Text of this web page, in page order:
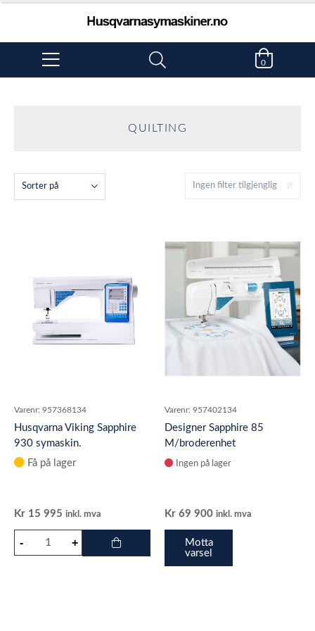
0
QUILTING
Ingen filter tilgjenglig
Sorter på
Varenr: 957368134
Husqvarna Viking Sapphire
930 symaskin.
Få på lager
Kr 15 995 inkl. mva
Varenr: 957402134
Designer Sapphire 85
M/broderenhet
Ingen på lager
Kr 69 900 inkl. mva
Motta
varsel